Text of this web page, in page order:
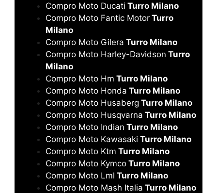
Compro Moto Ducati Turro Milano
Compro Moto Fantic Motor Turro
Milano
Compro Moto Gilera Turro Milano
Compro Moto Harley-Davidson Turro
Milano
Compro Moto Hm Turro Milano
Compro Moto Honda Turro Milano
Compro Moto Husaberg Turro Milano
Compro Moto Husqvarna Turro Milano
Compro Moto Indian Turro Milano
Compro Moto Kawasaki Turro Milano
Compro Moto Ktm Turro Milano
Compro Moto Kymco Turro Milano
Compro Moto Lml Turro Milano
Compro Moto Mash Italia Turro Milano